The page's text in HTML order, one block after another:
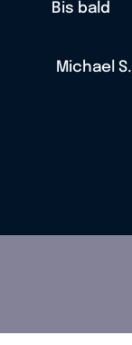
Bis bald
Michael S.